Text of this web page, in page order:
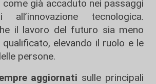
già accaduto nei passaggi
tecnologica.
il lavoro del futuro sia meno
elevando il ruolo e le
persone.
aggiornati sulle principali